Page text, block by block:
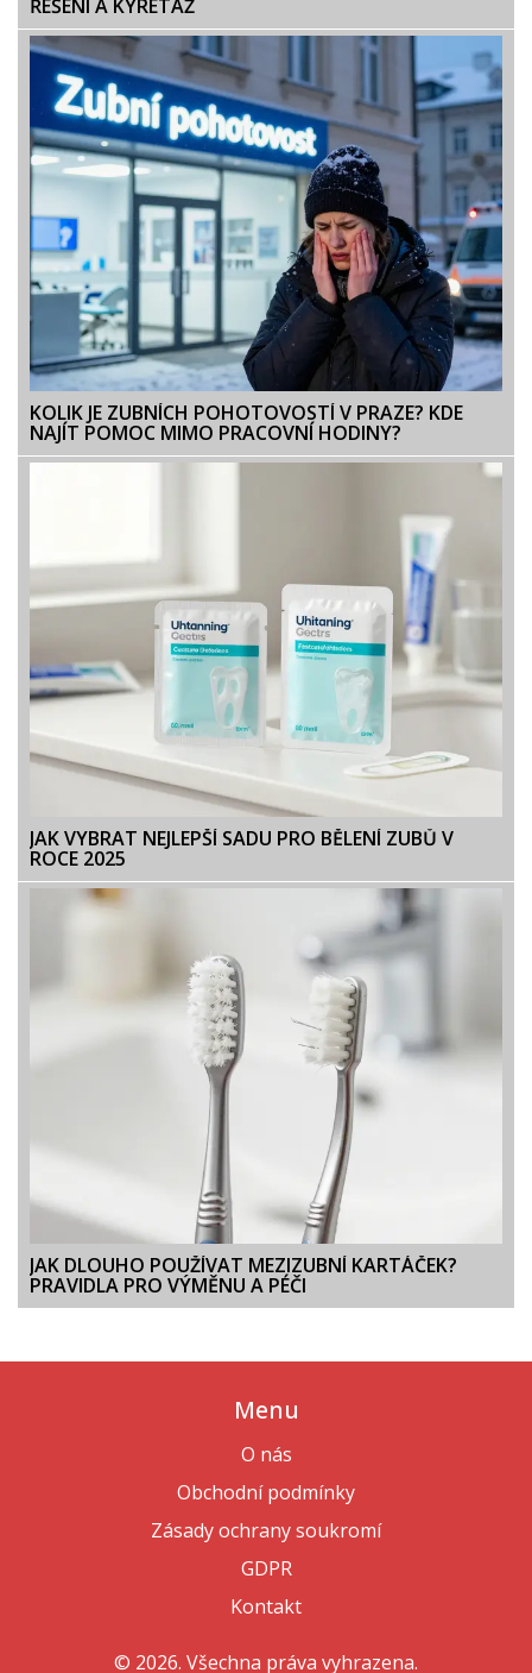
ŘEŠENÍ A KYRETÁŽ
KOLIK JE ZUBNÍCH POHOTOVOSTÍ V PRAZE? KDE
NAJÍT POMOC MIMO PRACOVNÍ HODINY?
JAK VYBRAT NEJLEPŠÍ SADU PRO BĚLENÍ ZUBŮ V
ROCE 2025
JAK DLOUHO POUŽÍVAT MEZIZUBNÍ KARTÁČEK?
PRAVIDLA PRO VÝMĚNU A PÉČI
Menu
O nás
Obchodní podmínky
Zásady ochrany soukromí
GDPR
Kontakt
© 2026. Všechna práva vyhrazena.